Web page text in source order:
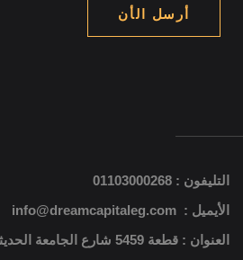
أرسل الأن
التليفون : 01103000268
الأيميل : info@dreamcapitaleg.com
العنوان : قطعة 5459 شارع